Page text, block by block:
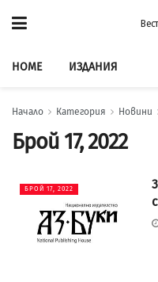
HOME ИЗДАНИЯ
Начало Категория Новини
Брой 17, 2022
БРОЙ 17, 2022